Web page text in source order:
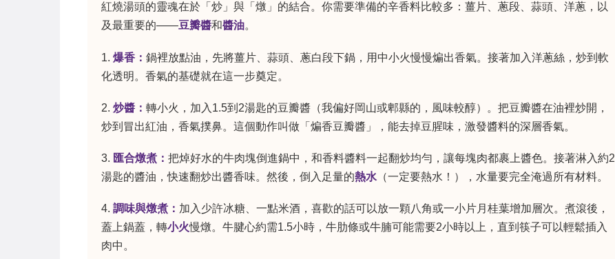
紅燒湯頭的靈魂在於「炒」與「燉」的結合。你需要準備的辛香料比較多：薑片、蔥段、蒜頭、洋蔥，以
及最重要的——豆瓣醬和醬油。
1. 爆香： 鍋裡放點油，先將薑片、蒜頭、蔥白段下鍋，用中小火慢慢煸出香氣。接著加入洋蔥絲，炒到軟
化透明。香氣的基礎就在這一步奠定。
2. 炒醬： 轉小火，加入1.5到2湯匙的豆瓣醬（我偏好岡山或郫縣的，風味較醇）。把豆瓣醬在油裡炒開，
炒到冒出紅油，香氣撲鼻。這個動作叫做「煸香豆瓣醬」，能去掉豆腥味，激發醬料的深層香氣。
3. 匯合燉煮： 把焯好水的牛肉塊倒進鍋中，和香料醬料一起翻炒均勻，讓每塊肉都裹上醬色。接著淋入約2
湯匙的醬油，快速翻炒出醬香味。然後，倒入足量的熱水 （一定要熱水！），水量要完全淹過所有材料。
4. 調味與燉煮： 加入少許冰糖、一點米酒，喜歡的話可以放一顆八角或一小片月桂葉增加層次。煮滾後，
蓋上鍋蓋，轉小火慢燉。牛腱心約需1.5小時，牛肋條或牛腩可能需要2小時以上，直到筷子可以輕鬆插入
肉中。